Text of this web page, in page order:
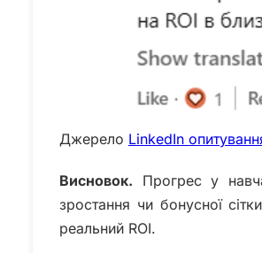
Джерело LinkedIn
Висновок. Прогрес у
зростання чи бонусної
реальний ROI.